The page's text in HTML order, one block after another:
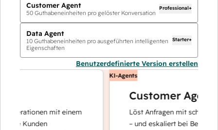
Customer Agent
50 Guthabeneinheiten pro gelöster Konversation
Professional+
Data Agent
10 Guthabeneinheiten pro ausgeführten intelligenten
Eigenschaften
Starter+
Benutzerdefinierte Version erstellen
mit einem
Kunden
KI-Agents
Customer Agent
Löst Anfragen mit schnellen,
– und eskaliert bei Bedarf,